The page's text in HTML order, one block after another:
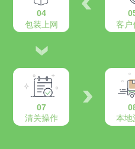
04
包装上网
客户
07
清关操作
本地